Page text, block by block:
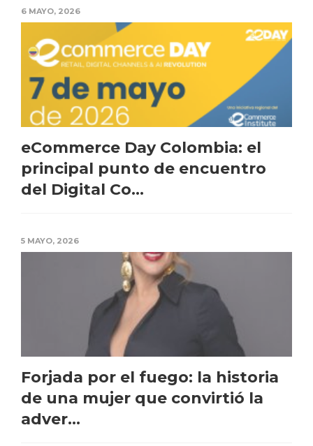
6 MAYO, 2026
eCommerce Day Colombia: el
principal punto de encuentro
del Digital Co...
5 MAYO, 2026
Forjada por el fuego: la historia
de una mujer que convirtió la
adver...